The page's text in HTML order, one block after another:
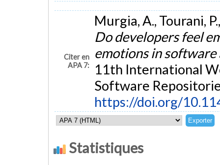
Citer en
APA 7:
Murgia, A., Tourani,
Do developers feel
emotions in
11th International
Software
https://doi.org/
Statistiques